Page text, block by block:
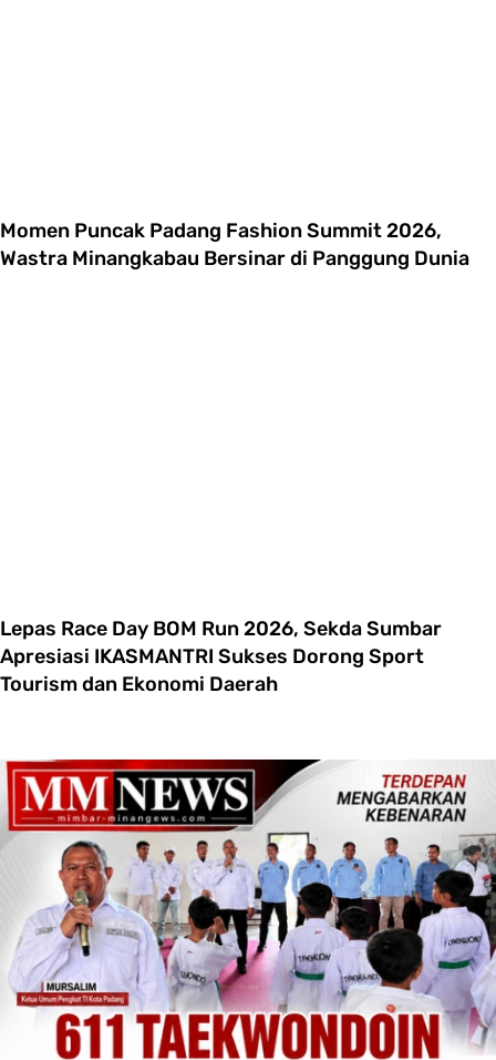
Momen Puncak Padang Fashion Summit 2026,
Wastra Minangkabau Bersinar di Panggung Dunia
Lepas Race Day BOM Run 2026, Sekda Sumbar
Apresiasi IKASMANTRI Sukses Dorong Sport
Tourism dan Ekonomi Daerah